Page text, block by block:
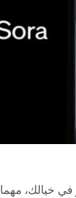
خيالك،